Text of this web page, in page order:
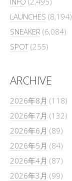
LAUNCHES (8,194)
SNEAKER (6,084)
SPOT(255)
ARCHIVE
2026年8月 (118)
2026年7月 (132)
2026年6月 (89)
2026年5月 (84)
2026年4月 (87)
2026年3月 (99)